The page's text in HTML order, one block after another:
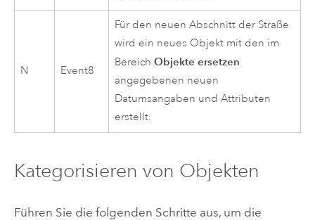
N Event8
Für den neuen Abschnitt der Straße
wird ein neues Objekt mit den im
BereichObjekte ersetzen
angegebenen neuen
Datumsangaben und Attributen
erstellt.
Kategorisieren von Objekten
Führen Sie die folgenden Schritte aus, um die